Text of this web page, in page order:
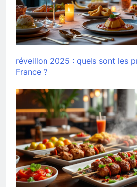
réveillon 2025 : quels sont les
France ?